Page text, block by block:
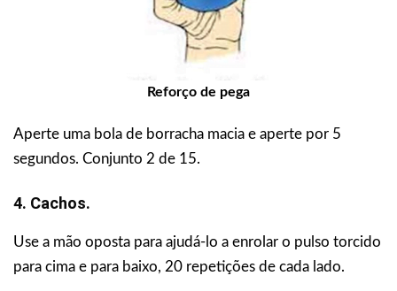
Reforço de pega
Aperte uma bola de borracha macia e aperte por 5
segundos. Conjunto 2 de 15.
4. Cachos.
Use a mão oposta para ajudá-lo a enrolar o pulso torcido
para cima e para baixo, 20 repetições de cada lado.